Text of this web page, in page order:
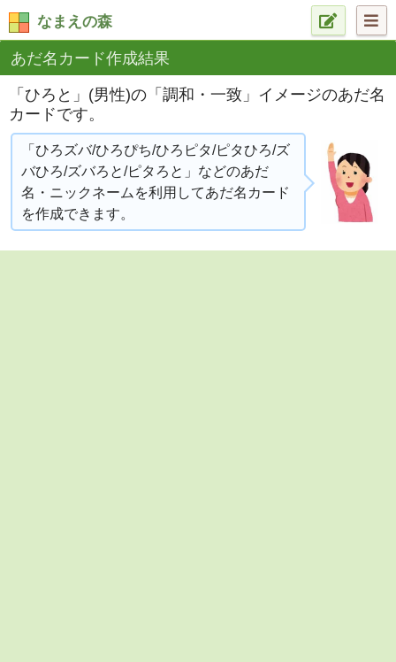
なまえの森
あだ名カード作成結果
「ひろと」(男性)の「調和・一致」イメージのあだ名
カードです。
「ひろズバ/ひろぴち/ひろピタ/ピタひろ/ズ
バひろ/ズバろと/ピタろと」などのあだ
名・ニックネームを利用してあだ名カード
を作成できます。